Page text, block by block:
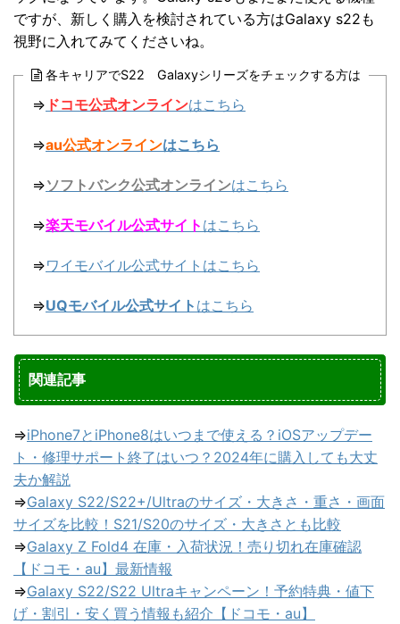
ですが、新しく購入を検討されている方はGalaxy s22も
視野に入れてみてくださいね。
各キャリアでS22 Galaxyシリーズをチェックする方は
⇒ ドコモ公式オンラインはこちら
⇒au公式オンラインはこちら
⇒ソフトバンク公式オンラインはこちら
⇒楽天モバイル公式サイト はこちら
⇒ワイモバイル公式サイトはこちら
⇒UQモバイル公式サイト はこちら
関連記事
⇒iPhone7とiPhone8はいつまで使える？iOSアップデー
ト・修理サポート終了はいつ？2024年に購入しても大丈
夫か解説
⇒Galaxy S22/S22+/Ultraのサイズ・大きさ・重さ・画面
サイズを比較！S21/S20のサイズ・大きさとも比較
⇒Galaxy Z Fold4 在庫・入荷状況！売り切れ在庫確認
【ドコモ・au】最新情報
⇒Galaxy S22/S22 Ultraキャンペーン！予約特典・値下
げ・割引・安く買う情報も紹介【ドコモ・au】